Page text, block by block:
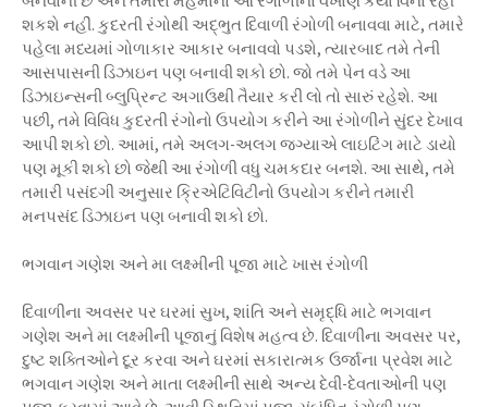
શકશે નહીં. કુદરતી રંગોથી અદ્ભુત દિવાળી રંગોળી બનાવવા માટે, તમારે
પહેલા મધ્યમાં ગોળાકાર આકાર બનાવવો પડશે, ત્યારબાદ તમે તેની
આસપાસની ડિઝાઇન પણ બનાવી શકો છો. જો તમે પેન વડે આ
ડિઝાઇન્સની બ્લુપ્રિન્ટ અગાઉથી તૈયાર કરી લો તો સારું રહેશે. આ
પછી, તમે વિવિધ કુદરતી રંગોનો ઉપયોગ કરીને આ રંગોળીને સુંદર દેખાવ
આપી શકો છો. આમાં, તમે અલગ-અલગ જગ્યાએ લાઇટિંગ માટે ડાયો
પણ મૂકી શકો છો જેથી આ રંગોળી વધુ ચમકદાર બનશે. આ સાથે, તમે
તમારી પસંદગી અનુસાર ક્રિએટિવિટીનો ઉપયોગ કરીને તમારી
મનપસંદ ડિઝાઇન પણ બનાવી શકો છો.
ભગવાન ગણેશ અને મા લક્ષ્મીની પૂજા માટે ખાસ રંગોળી
દિવાળીના અવસર પર ઘરમાં સુખ, શાંતિ અને સમૃદ્ધિ માટે ભગવાન
ગણેશ અને મા લક્ષ્મીની પૂજાનું વિશેષ મહત્વ છે. દિવાળીના અવસર પર,
દુષ્ટ શક્તિઓને દૂર કરવા અને ઘરમાં સકારાત્મક ઉર્જાના પ્રવેશ માટે
ભગવાન ગણેશ અને માતા લક્ષ્મીની સાથે અન્ય દેવી-દેવતાઓની પણ